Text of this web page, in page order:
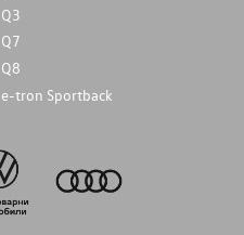
Q3
Q7
Q8
e-tron Sportback